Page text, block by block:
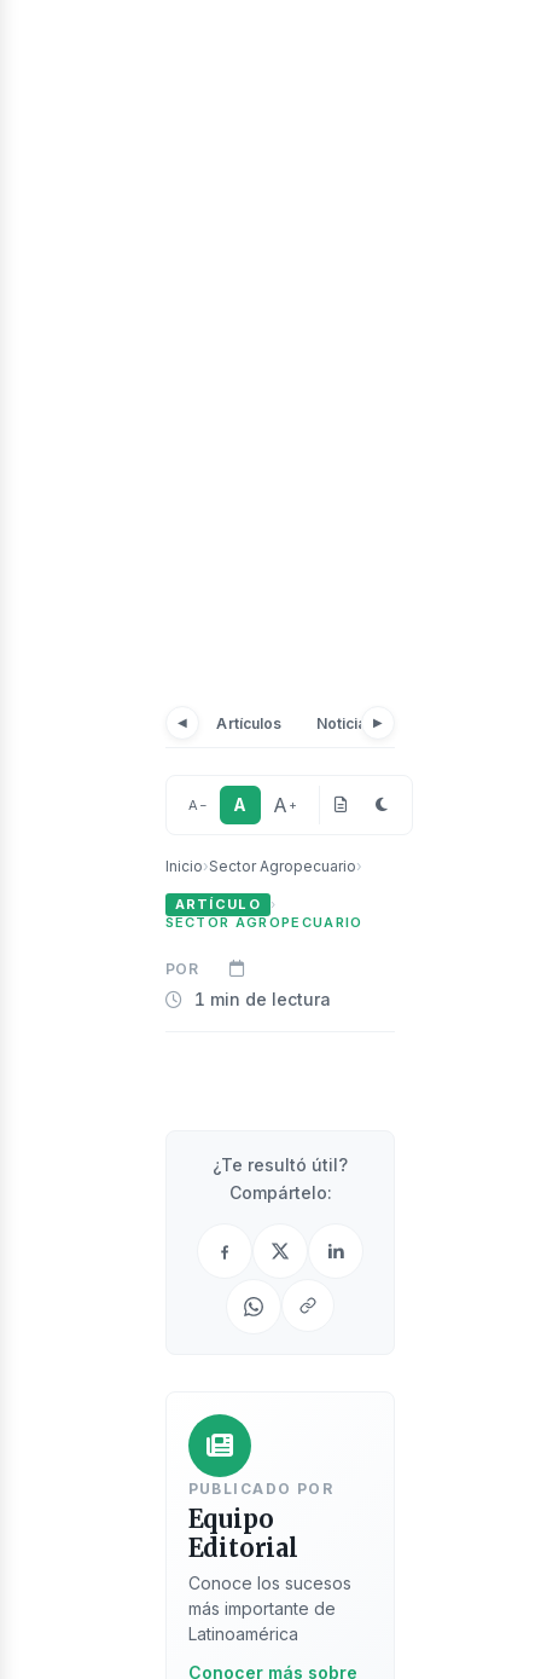
◀
Noticias Artículos Noticias por país
▶
A − A A +
Inicio›Sector Agropecuario›
ARTÍCULO
›
SECTOR AGROPECUARIO
POR
1 min de lectura
¿Te resultó útil?
Compártelo:
PUBLICADO POR
Equipo
Editorial
Conoce los sucesos
más importante de
Latinoamérica
Conocer más sobre